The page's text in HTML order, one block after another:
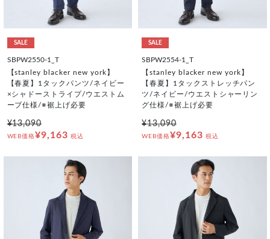
SALE
SBPW2550-1_T
【stanley blacker new york】
【春夏】1タックパンツ/ネイビー
×シャドーストライプ/ウエストム
ーブ仕様/※裾上げ必要
¥13,090
WEB価格¥9,163 税込
SALE
SBPW2554-1_T
【stanley blacker new york】
【春夏】1タックストレッチパン
ツ/ネイビー/ウエストシャーリン
グ仕様/※裾上げ必要
¥13,090
WEB価格¥9,163 税込